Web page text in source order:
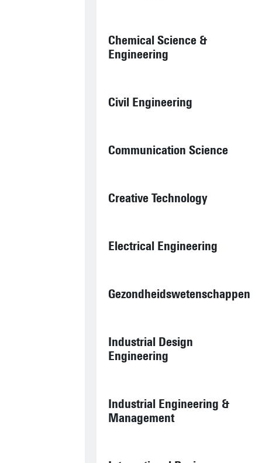
Chemical Science &
Engineering
Civil Engineering
Communication Science
Creative Technology
Electrical Engineering
Gezondheidswetenschappen
Industrial Design
Engineering
Industrial Engineering &
Management